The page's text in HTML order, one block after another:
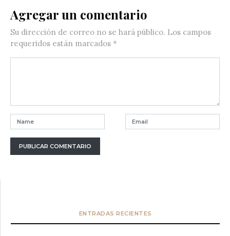
Agregar un comentario
Su dirección de correo no se hará público. Los campos
requeridos están marcados *
ENTRADAS RECIENTES